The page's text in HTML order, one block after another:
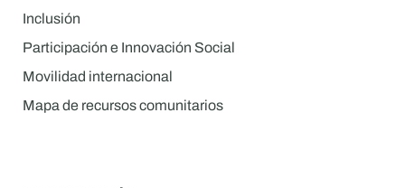
Inclusión
Participación e Innovación Social
Movilidad internacional
Mapa de recursos comunitarios